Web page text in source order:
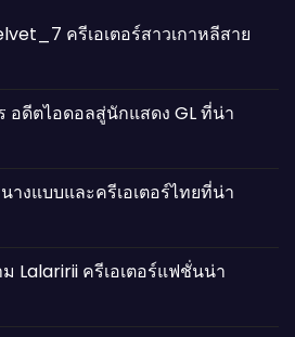
ครีเอเตอร์สาวเกาหลีสาย
อดีตไอดอลสู่นักแสดง GL ที่น่า
างแบบและครีเอเตอร์ไทยที่น่า
Lalaririi ครีเอเตอร์แฟชั่นน่า